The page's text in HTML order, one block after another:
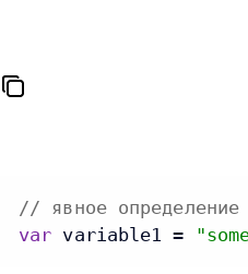
// явное
var variable1 =